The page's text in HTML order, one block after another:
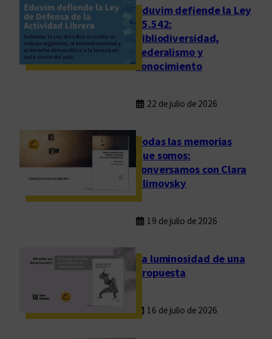
i
t
o
r
i
l
Eduvim defiende la Ley
25.542:
bibliodiversidad,
federalismo y
conocimiento
22 de julio de 2026
Todas las memorias
que somos:
conversamos con Clara
Klimovsky
19 de julio de 2026
La luminosidad de una
propuesta
16 de julio de 2026